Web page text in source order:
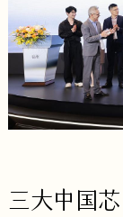
三大中国芯